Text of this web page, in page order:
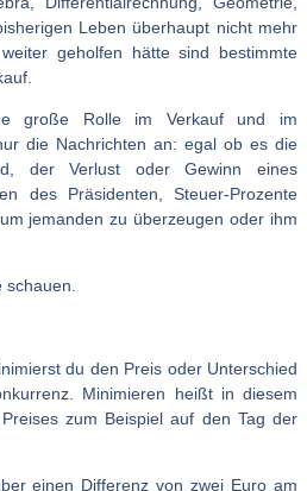
Leben überhaupt nicht mehr
geholfen hätte sind bestimmte
große Rolle im Verkauf und im
die Nachrichten an: egal ob es die
der Verlust oder Gewinn eines
des Präsidenten, Steuer-Prozente
jemanden zu überzeugen oder ihm
schauen.
du den Preis oder Unterschied
Minimieren heißt in diesem
zum Beispiel auf den Tag der
einen Differenz von zwei Euro am